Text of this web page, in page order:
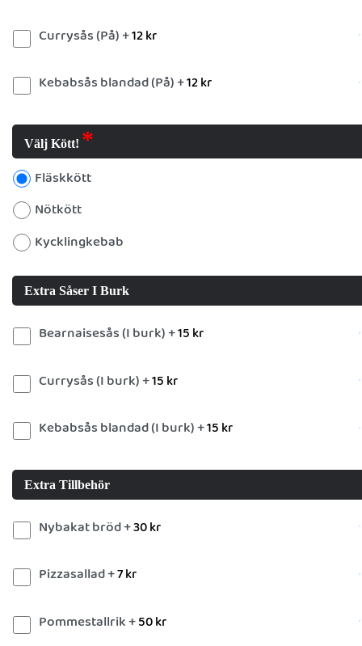
Currysås (På) +12kr
Kebabsås blandad (På) +12kr
Välj Kött!
Fläskkött
Nötkött
Kycklingkebab
Extra Såser I Burk
Bearnaisesås (I burk) +15 kr
Currysås (I burk) +15 kr
Kebabsås blandad (I burk) +15 kr
Extra Tillbehör
Nybakat bröd +30kr
Pizzasallad +7kr
Pommestallrik +50kr